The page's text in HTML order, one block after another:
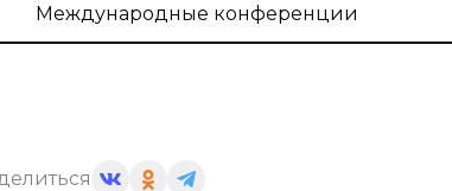
Международные конференции